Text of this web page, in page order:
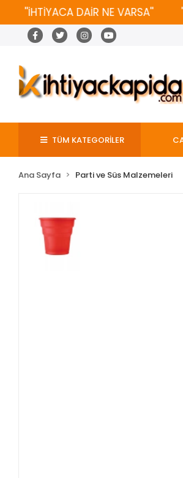
''İHTİYACA DAİR NE VARSA''
TÜM KATEGORİLER
Ana Sayfa Parti ve Süs Malzemeleri